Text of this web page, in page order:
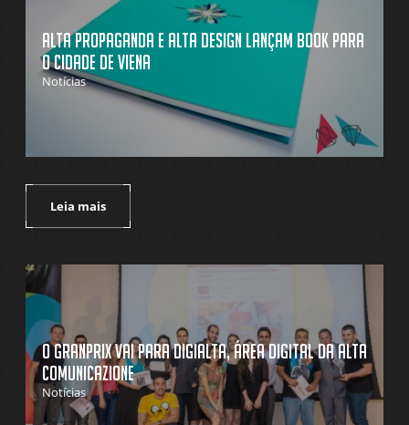
Alta Propaganda e Alta Design lançam Book para
o Cidade de Viena
Notícias
Leia mais
O GranPrix vai para Digialta, área digital da Alta
Comunicazione
Notícias